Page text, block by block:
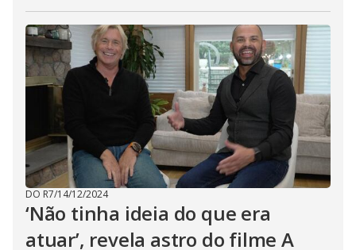
DO R7/14/12/2024
‘Não tinha ideia do que era
atuar’, revela astro do filme A